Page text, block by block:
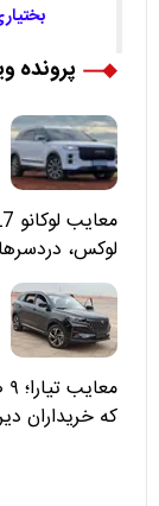
پرونده
لوکس،
که خریداران